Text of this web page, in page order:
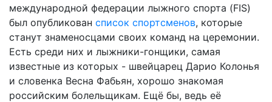
международной федерации лыжного спорта (FIS)
был опубликован список спортсменов, которые
станут знаменосцами своих команд на церемонии.
Есть среди них и лыжники-гонщики, самая
известные из которых - швейцарец Дарио Колонья
и словенка Весна Фабьян, хорошо знакомая
российским болельщикам. Ещё бы, ведь её